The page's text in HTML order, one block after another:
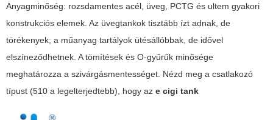
Anyagminőség: rozsdamentes acél, üveg, PCTG és ultem gyakori
konstrukciós elemek. Az üvegtankok tisztább ízt adnak, de
törékenyek; a műanyag tartályok ütésállóbbak, de idővel
elszíneződhetnek. A tömítések és O-gyűrűk minősége
meghatározza a szivárgásmentességet. Nézd meg a csatlakozó
típust (510 a legelterjedtebb), hogy az e cigi tank